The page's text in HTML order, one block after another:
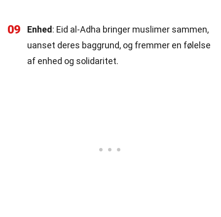
09 Enhed : Eid al-Adha bringer muslimer sammen,
uanset deres baggrund, og fremmer en følelse
af enhed og solidaritet.